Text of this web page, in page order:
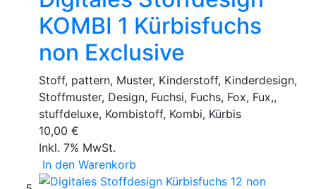
KOMBI 1 Kürbisfuchs
non Exclusive
Stoff, pattern, Muster, Kinderstoff, Kinderdesign,
Stoffmuster, Design, Fuchsi, Fuchs, Fox, Fux,,
stuffdeluxe, Kombistoff, Kombi, Kürbis
10,00 €
Inkl. 7% MwSt.
In den Warenkorb